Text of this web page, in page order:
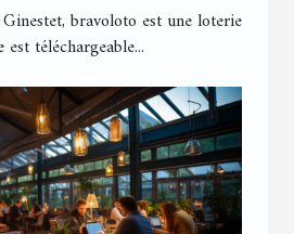
bravoloto est une loterie
téléchargeable...